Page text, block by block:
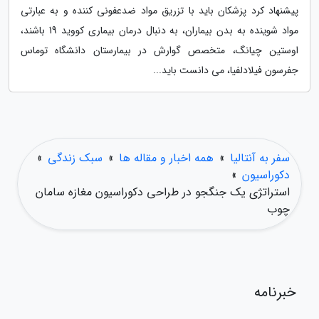
پیشنهاد کرد پزشکان باید با تزریق مواد ضدعفونی کننده و به عبارتی
مواد شوینده به بدن بیماران، به دنبال درمان بیماری کووید 19 باشند،
اوستین چیانگ، متخصص گوارش در بیمارستان دانشگاه توماس
جفرسون فیلادلفیا، می دانست باید...
سفر به آنتالیا » همه اخبار و مقاله ها » سبک زندگی »
دکوراسیون »
استراتژی یک جنگجو در طراحی دکوراسیون مغازه سامان
چوب
خبرنامه